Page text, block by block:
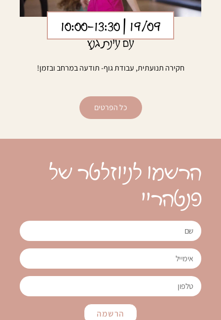
19/09
| 10:00-13:30
עם עינת גנץ
חקירה תנועתית, עבודת גוף- תודעה במרחב ובזמן!
כל הפרטים
הרשמו לניוזלטר של
פנטהריי
הרשמה